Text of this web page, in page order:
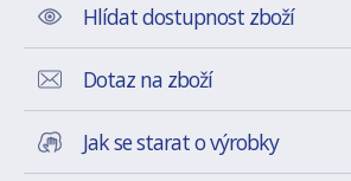
Hlídat dostupnost zboží
Dotaz na zboží
Jak se starat o výrobky